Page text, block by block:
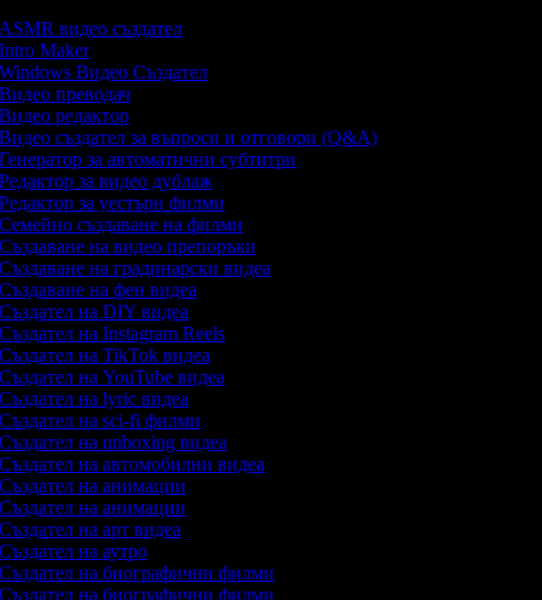
видео създател
Maker
Видео Създател
преводач
редактор
създател за въпроси и отговори (Q&A)
за автоматични субтитри
за видео дублаж
за уестърн филми
създаване на филми
на видео препоръки
на градинарски видеа
на фен видеа
на DIY видеа
на Instagram Reels
на TikTok видеа
на YouTube видеа
на lyric видеа
на sci-fi филми
на unboxing видеа
на автомобилни видеа
на анимации
на анимации
на арт видеа
на аутро
на биографични филми
на биографични филми